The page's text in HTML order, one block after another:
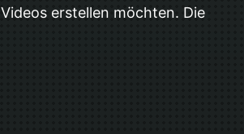
erstellen möchten. Die